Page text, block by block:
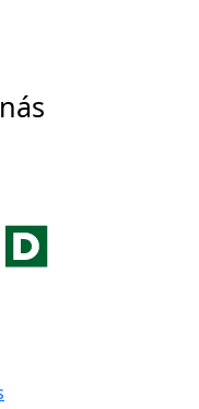
nás